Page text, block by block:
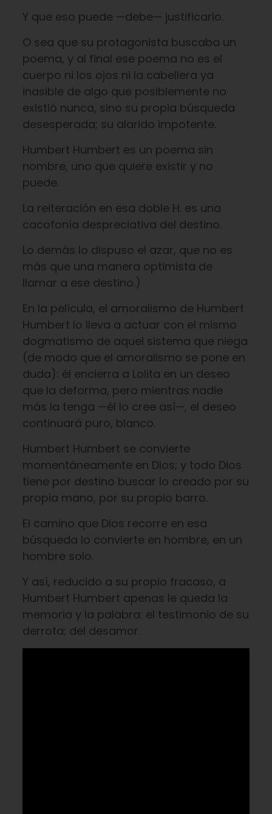
Y que eso puede —debe— justificarlo.
O sea que su protagonista buscaba un
poema, y al final ese poema no es el
cuerpo ni los ojos ni la cabellera ya
inasible de algo que posiblemente no
existió nunca, sino su propia búsqueda
desesperada; su alarido impotente.
Humbert Humbert es un poema sin
nombre, uno que quiere existir y no
puede.
La reiteración en esa doble H. es una
cacofonía despreciativa del destino.
Lo demás lo dispuso el azar, que no es
más que una manera optimista de
llamar a ese destino.)
En la película, el amoralismo de Humbert
Humbert lo lleva a actuar con el mismo
dogmatismo de aquel sistema que niega
(de modo que el amoralismo se pone en
duda): él encierra a Lolita en un deseo
que la deforma, pero mientras nadie
más la tenga —él lo cree así—, el deseo
continuará puro, blanco.
Humbert Humbert se convierte
momentáneamente en Dios; y todo Dios
tiene por destino buscar lo creado por su
propia mano, por su propio barro.
El camino que Dios recorre en esa
búsqueda lo convierte en hombre, en un
hombre solo.
Y así, reducido a su propio fracaso, a
Humbert Humbert apenas le queda la
memoria y la palabra: el testimonio de su
derrota; del desamor.